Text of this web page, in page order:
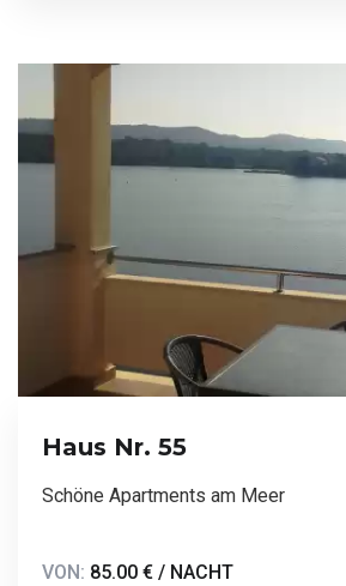
Haus Nr. 55
Schöne Apartments am Meer
VON: 85.00 € / NACHT